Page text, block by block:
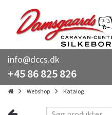
info@dccs.dk
+45 86 825 826
Webshop Katalog